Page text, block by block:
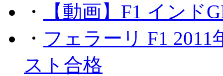
・
【動画】F1 インド
・ フェラーリ F1
スト合格